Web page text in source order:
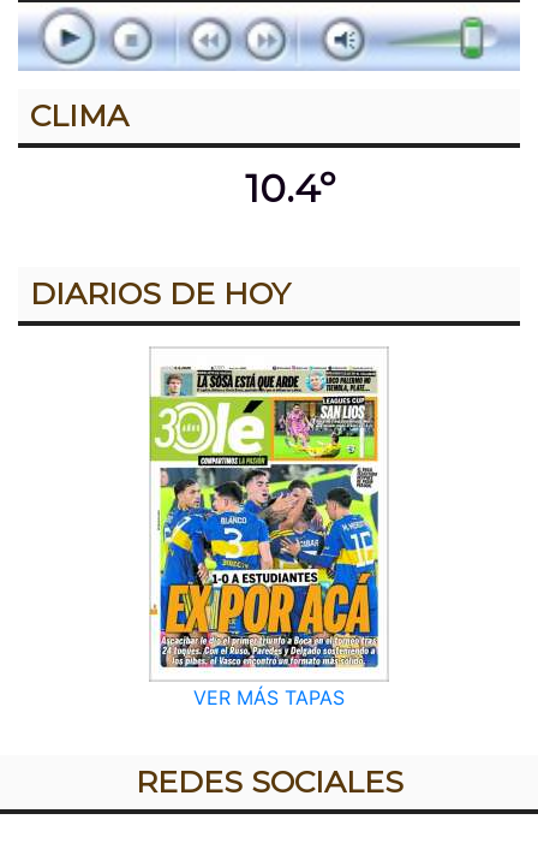
CLIMA
10.4º
DIARIOS DE HOY
VER MÁS TAPAS
REDES SOCIALES